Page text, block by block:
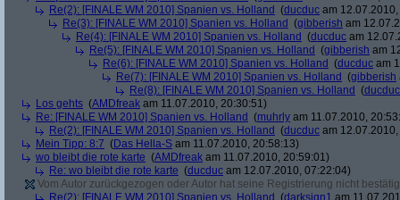
Re(2): [FINALE WM 2010] Spanien vs. Holland (ducduc am
Re(3): [FINALE WM 2010] Spanien vs. Holland (gibberish am
Re(4): [FINALE WM 2010] Spanien vs. Holland (ducduc am
Re(5): [FINALE WM 2010] Spanien vs. Holland (gibberish am
Re(6): [FINALE WM 2010] Spanien vs. Holland (ducduc am
Re(7): [FINALE WM 2010] Spanien vs. Holland (gibberish
Re(8): [FINALE WM 2010] Spanien vs. Holland (ducduc
Los gehts (AMDfreak am 11.07.2010, 20:30:51)
Re: [FINALE WM 2010] Spanien vs. Holland (muhrly am 11.07.2010,
Re(2): [FINALE WM 2010] Spanien vs. Holland (ducduc am
Mein Tipp: 8:7 (Das Hella-S am 11.07.2010, 20:58:13)
wo bleibt die rote karte (AMDfreak am 11.07.2010, 20:59:01)
Re: wo bleibt die rote karte (ducduc am 12.07.2010, 07:22:04)
Vom Autor zurückgezogen oder Autor hat seine Registrierung nicht
Re(2): [FINALE WM 2010] Spanien vs. Holland (darksign1 am